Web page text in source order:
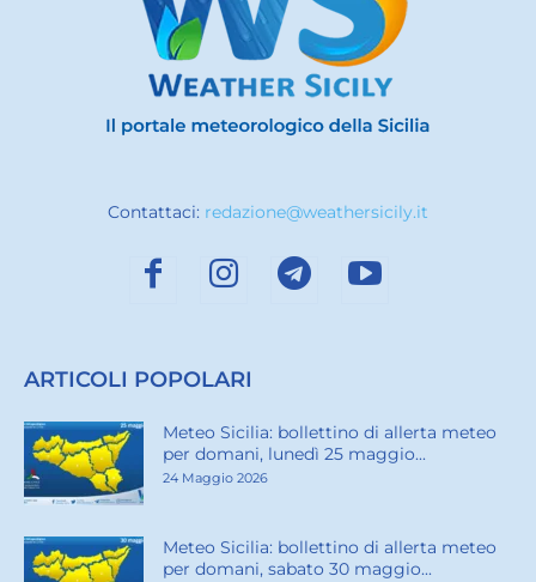
Contattaci: redazione@weathersicily.it
ARTICOLI POPOLARI
Meteo Sicilia: bollettino di allerta meteo
per domani, lunedì 25 maggio...
24 Maggio 2026
Meteo Sicilia: bollettino di allerta meteo
per domani, sabato 30 maggio...